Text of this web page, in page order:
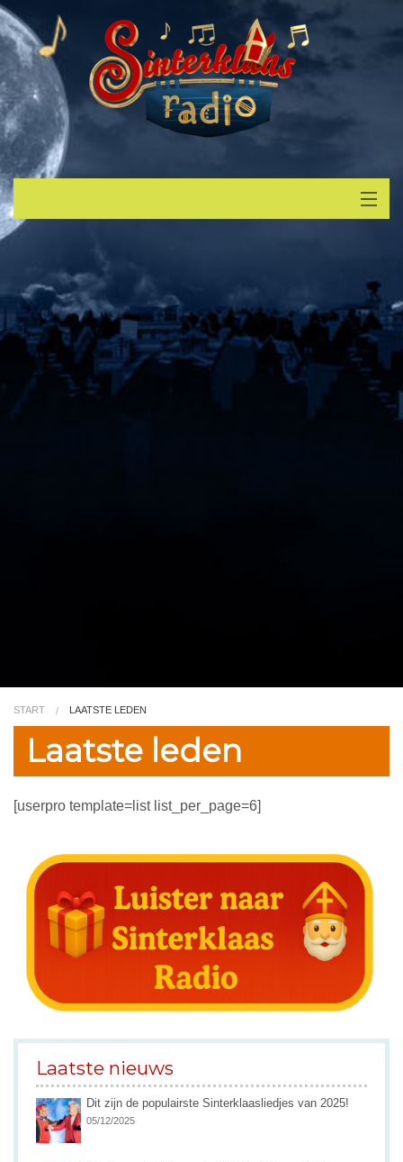
Luisteren
Muziek
Verzoek
START LAATSTE LEDEN
Laatste leden
[userpro template=list list_per_page=6]
Laatste nieuws
Dit zijn de populairste Sinterklaasliedjes van 2025!
05/12/2025